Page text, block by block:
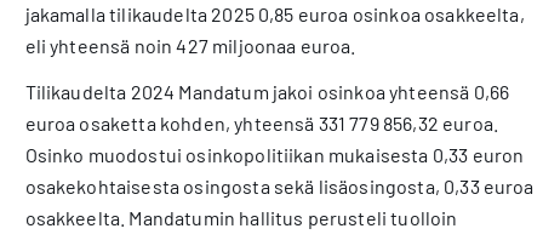
jakamalla tilikaudelta 2025 0,85 euroa osinkoa osakkeelta,
eli yhteensä noin 427 miljoonaa euroa.
Tilikaudelta 2024 Mandatum jakoi osinkoa yhteensä 0,66
euroa osaketta kohden, yhteensä 331 779 856,32 euroa.
Osinko muodostui osinkopolitiikan mukaisesta 0,33 euron
osakekohtaisesta osingosta sekä lisäosingosta, 0,33 euroa
osakkeelta. Mandatumin hallitus perusteli tuolloin